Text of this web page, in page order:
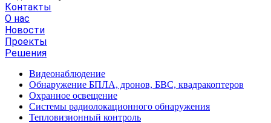
Контакты
О нас
Новости
Проекты
Решения
Видеонаблюдение
Обнаружение БПЛА, дронов, БВС, квадракоптеров
Охранное освещение
Системы радиолокационного обнаружения
Тепловизионный контроль